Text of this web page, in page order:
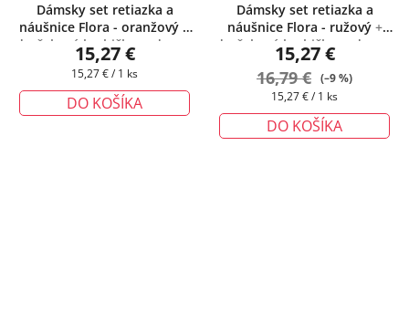
Dámsky set retiazka a
náušnice Flora - oranžový +
darčeková krabička zadarmo
15,27 €
Jednotková
cena:
15,27 € / 1 ks
DO KOŠÍKA
Dámsky set retiazka a
náušnice Flora - ružový +
darčeková krabička zadarmo
15,27 €
16,79 €
(–9 %)
Jednotková
cena:
15,27 € / 1 ks
DO KOŠÍKA